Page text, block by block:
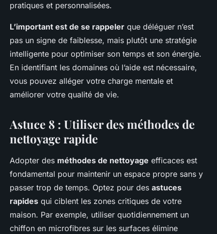
pratiques et personnalisées.
L’important est de se rappeler que déléguer n’est
pas un signe de faiblesse, mais plutôt une stratégie
intelligente pour optimiser son temps et son énergie.
En identifiant les domaines où l’aide est nécessaire,
vous pouvez alléger votre charge mentale et
améliorer votre qualité de vie.
Astuce 8 : Utiliser des méthodes de
nettoyage rapide
Adopter des méthodes de nettoyage efficaces est
fondamental pour maintenir un espace propre sans y
passer trop de temps. Optez pour des astuces
rapides qui ciblent les zones critiques de votre
maison. Par exemple, utiliser quotidiennement un
chiffon en microfibres sur les surfaces élimine